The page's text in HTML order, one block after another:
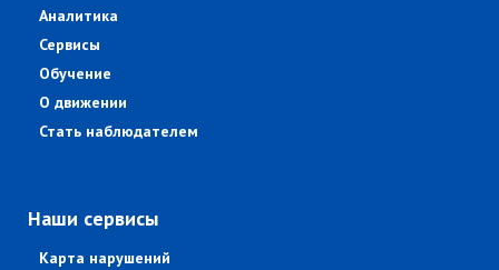
Аналитика
Сервисы
Обучение
О движении
Стать наблюдателем
Наши сервисы
Карта нарушений